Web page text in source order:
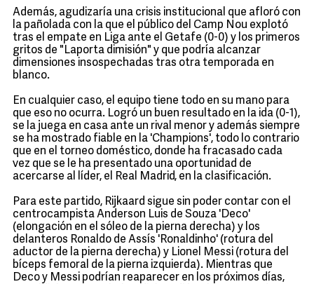
Además, agudizaría una crisis institucional que afloró con
la pañolada con la que el público del Camp Nou explotó
tras el empate en Liga ante el Getafe (0-0) y los primeros
gritos de "Laporta dimisión" y que podría alcanzar
dimensiones insospechadas tras otra temporada en
blanco.
En cualquier caso, el equipo tiene todo en su mano para
que eso no ocurra. Logró un buen resultado en la ida (0-1),
se la juega en casa ante un rival menor y además siempre
se ha mostrado fiable en la 'Champions', todo lo contrario
que en el torneo doméstico, donde ha fracasado cada
vez que se le ha presentado una oportunidad de
acercarse al líder, el Real Madrid, en la clasificación.
Para este partido, Rijkaard sigue sin poder contar con el
centrocampista Anderson Luis de Souza 'Deco'
(elongación en el sóleo de la pierna derecha) y los
delanteros Ronaldo de Assís 'Ronaldinho' (rotura del
aductor de la pierna derecha) y Lionel Messi (rotura del
bíceps femoral de la pierna izquierda). Mientras que
Deco y Messi podrían reaparecer en los próximos días,